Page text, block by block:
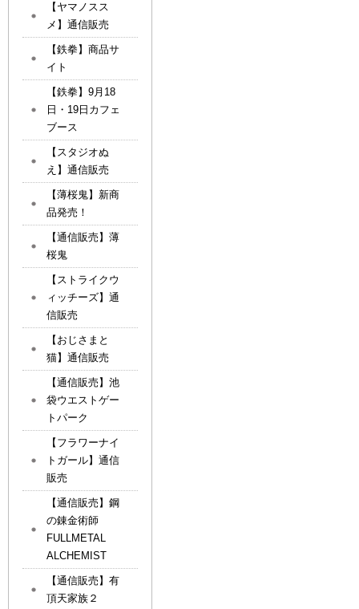
【ヤマノスス
メ】通信販売
【鉄拳】商品サ
イト
【鉄拳】9月18
日・19日カフェ
ブース
【スタジオぬ
え】通信販売
【薄桜鬼】新商
品発売！
【通信販売】薄
桜鬼
【ストライクウ
ィッチーズ】通
信販売
【おじさまと
猫】通信販売
【通信販売】池
袋ウエストゲー
トパーク
【フラワーナイ
トガール】通信
販売
【通信販売】鋼
の錬金術師
FULLMETAL
ALCHEMIST
【通信販売】有
頂天家族２